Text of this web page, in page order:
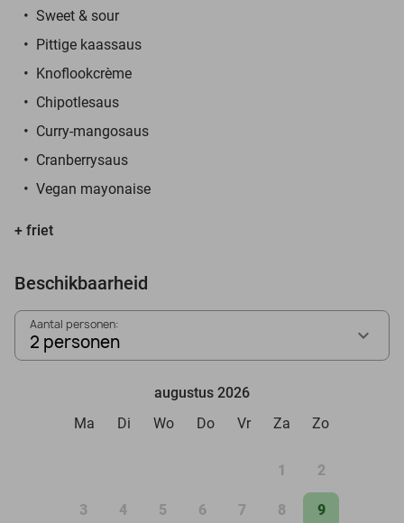
Sweet & sour
Pittige kaassaus
Knoflookcrème
Chipotlesaus
Curry-mangosaus
Cranberrysaus
Vegan mayonaise
+ friet
Beschikbaarheid
Aantal personen:
2 personen
augustus 2026
Ma
Di Wo Do Vr Za Zo
1 2
3 4 5 6 7 8 9